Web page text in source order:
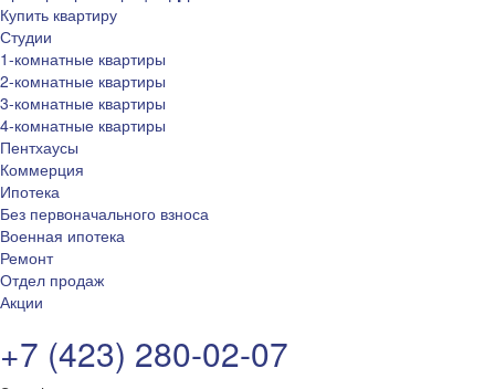
Купить квартиру
Студии
1-комнатные квартиры
2-комнатные квартиры
3-комнатные квартиры
4-комнатные квартиры
Пентхаусы
Коммерция
Ипотека
Без первоначального взноса
Военная ипотека
Ремонт
Отдел продаж
Акции
+7 (423) 280-02-07